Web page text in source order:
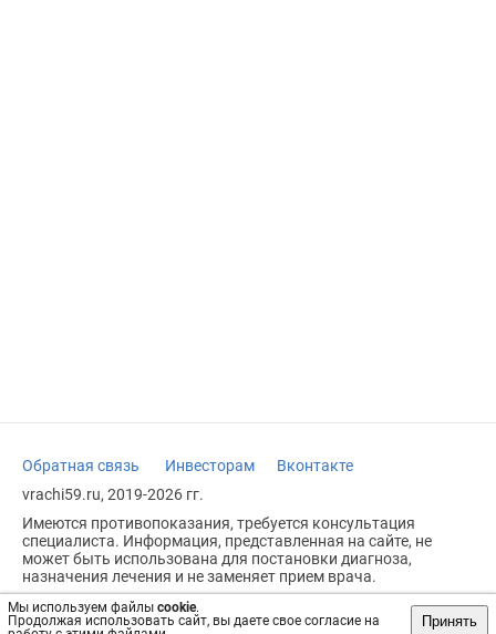
Мы используем файлы cookie.
Продолжая использовать сайт, вы даете свое согласие на
Принять
Обратная связь Инвесторам
Вконтакте
vrachi59.ru, 2019-2026 гг.
Имеются противопоказания, требуется консультация
специалиста. Информация, представленная на сайте, не
может быть использована для постановки диагноза,
назначения лечения и не заменяет прием врача.
Возрастное ограничение: 18+